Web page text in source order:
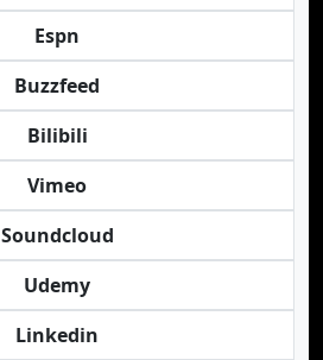
Espn
Buzzfeed
Bilibili
Vimeo
Soundcloud
Udemy
Linkedin